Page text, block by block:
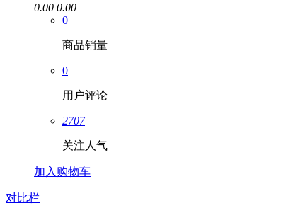
0.00 0.00
0
商品销量
0
用户评论
2707
关注人气
加入购物车
对比栏